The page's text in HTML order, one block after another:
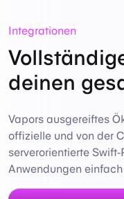
Integrationen
deinen
Vapors ausgereiftes
offizielle und von der
serverorientierte
Anwendungen